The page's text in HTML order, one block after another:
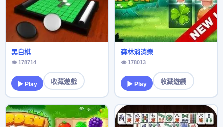
黑白棋
👁 178714
▶ Play 收藏遊戲
森林消消樂
👁 178013
▶ Play 收藏遊戲